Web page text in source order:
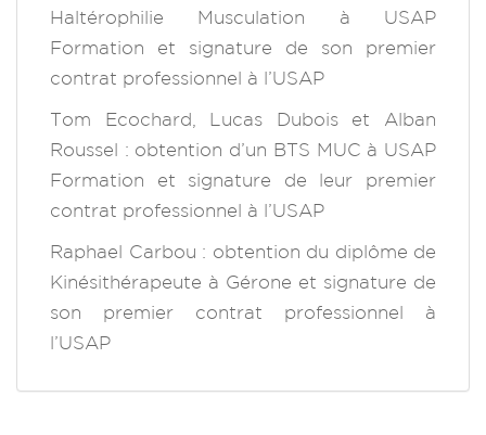
Haltérophilie Musculation à USAP
Formation et signature de son premier
contrat professionnel à l’USAP
Tom Ecochard, Lucas Dubois et Alban
Roussel : obtention d’un BTS MUC à USAP
Formation et signature de leur premier
contrat professionnel à l’USAP
Raphael Carbou : obtention du diplôme de
Kinésithérapeute à Gérone et signature de
son premier contrat professionnel à
l’USAP